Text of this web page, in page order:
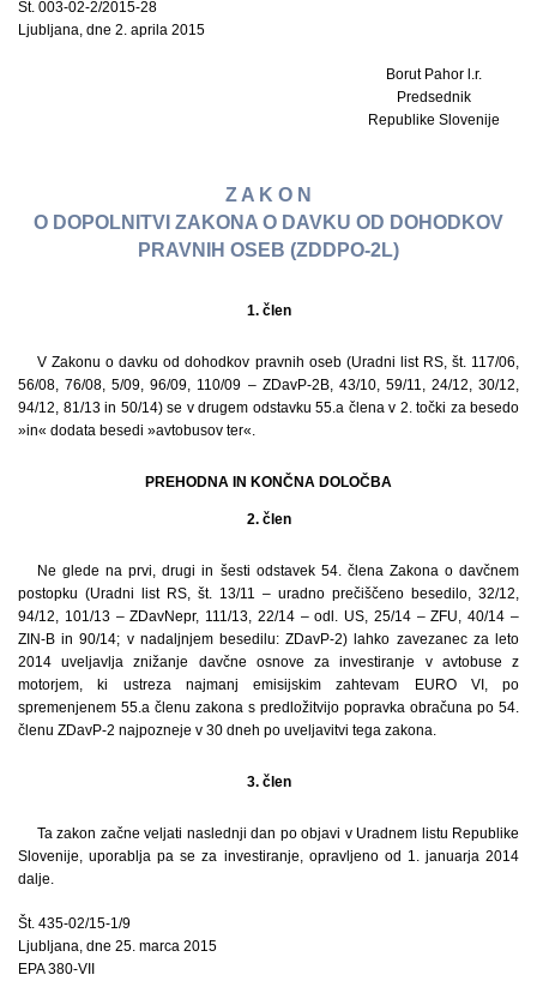
Št. 003-02-2/2015-28
Ljubljana, dne 2. aprila 2015
Borut Pahor l.r.
Predsednik
Republike Slovenije
Z A K O N
O DOPOLNITVI ZAKONA O DAVKU OD DOHODKOV
PRAVNIH OSEB (ZDDPO-2L)
1. člen
V Zakonu o davku od dohodkov pravnih oseb (Uradni list RS, št. 117/06,
56/08, 76/08, 5/09, 96/09, 110/09 – ZDavP-2B, 43/10, 59/11, 24/12, 30/12,
94/12, 81/13 in 50/14) se v drugem odstavku 55.a člena v 2. točki za besedo
»in« dodata besedi »avtobusov ter«.
PREHODNA IN KONČNA DOLOČBA
2. člen
Ne glede na prvi, drugi in šesti odstavek 54. člena Zakona o davčnem
postopku (Uradni list RS, št. 13/11 – uradno prečiščeno besedilo, 32/12,
94/12, 101/13 – ZDavNepr, 111/13, 22/14 – odl. US, 25/14 – ZFU, 40/14 –
ZIN-B in 90/14; v nadaljnjem besedilu: ZDavP-2) lahko zavezanec za leto
2014 uveljavlja znižanje davčne osnove za investiranje v avtobuse z
motorjem, ki ustreza najmanj emisijskim zahtevam EURO VI, po
spremenjenem 55.a členu zakona s predložitvijo popravka obračuna po 54.
členu ZDavP-2 najpozneje v 30 dneh po uveljavitvi tega zakona.
3. člen
Ta zakon začne veljati naslednji dan po objavi v Uradnem listu Republike
Slovenije, uporablja pa se za investiranje, opravljeno od 1. januarja 2014
dalje.
Št. 435-02/15-1/9
Ljubljana, dne 25. marca 2015
EPA 380-VII